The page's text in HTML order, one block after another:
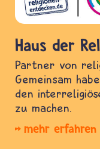
Haus der
Partner von
Gemeinsam
den
zu machen.
mehr erfahren